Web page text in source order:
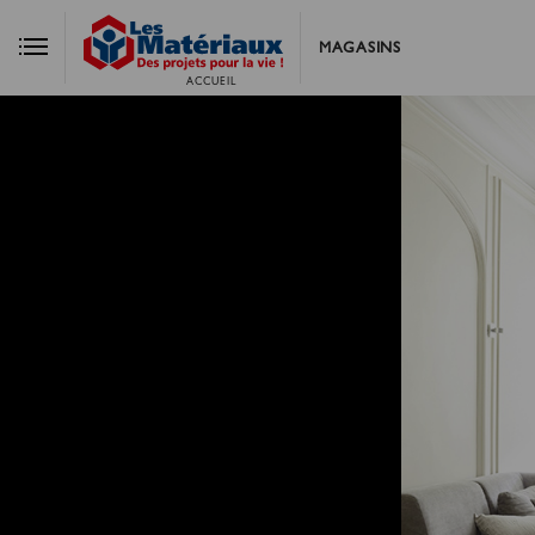
ACCUEIL
MAGASINS